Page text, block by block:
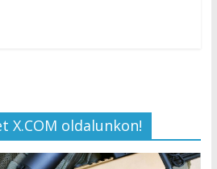
X.COM oldalunkon!